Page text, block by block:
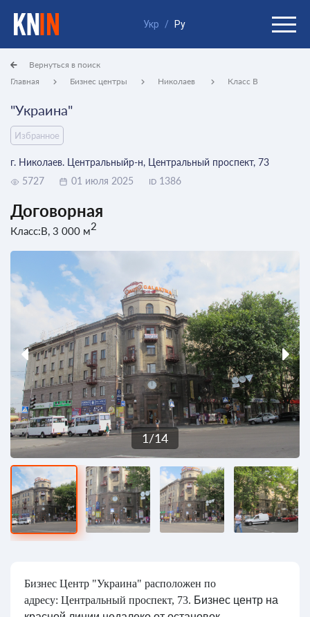
Укр / Ру
Главная Бизнес центры Николаев Класс B
Вернуться в поиск
"Украина"
Избранное
г. Николаев. Центральныйр-н, Центральный проспект, 73
5727
01 июля 2025 ID 1386
Договорная
Класс:B, 3 000 м2
1/14
Бизнес Центр "Украина" расположен по
адресу: Центральный проспект, 73. Бизнес центр на